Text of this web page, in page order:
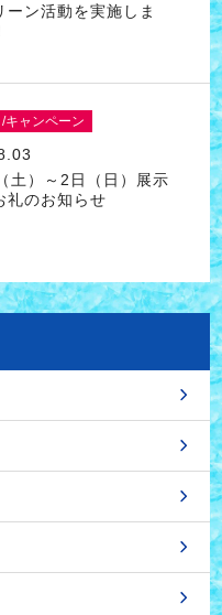
ーン活動を実施しま
キャンペーン
土）～2日（日）展示
礼のお知らせ